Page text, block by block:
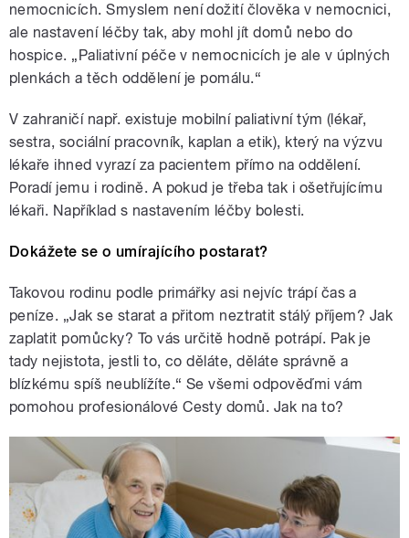
nemocnicích. Smyslem není dožití člověka v nemocnici,
ale nastavení léčby tak, aby mohl jít domů nebo do
hospice. „Paliativní péče v nemocnicích je ale v úplných
plenkách a těch oddělení je pomálu.“
V zahraničí např. existuje mobilní paliativní tým (lékař,
sestra, sociální pracovník, kaplan a etik), který na výzvu
lékaře ihned vyrazí za pacientem přímo na oddělení.
Poradí jemu i rodině. A pokud je třeba tak i ošetřujícímu
lékaři. Například s nastavením léčby bolesti.
Dokážete se o umírajícího postarat?
Takovou rodinu podle primářky asi nejvíc trápí čas a
peníze. „Jak se starat a přitom neztratit stálý příjem? Jak
zaplatit pomůcky? To vás určitě hodně potrápí. Pak je
tady nejistota, jestli to, co děláte, děláte správně a
blízkému spíš neublížíte.“ Se všemi odpověďmi vám
pomohou profesionálové Cesty domů. Jak na to?